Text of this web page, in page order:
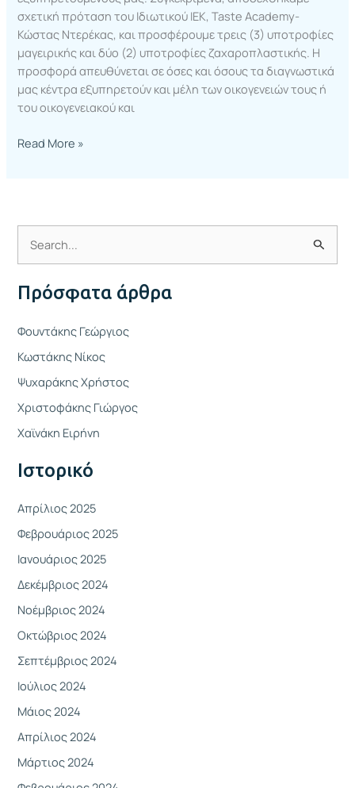
σχετική πρόταση του Ιδιωτικού ΙΕΚ, Taste Academy-
Κώστας Ντερέκας, και προσφέρουμε τρεις (3) υποτροφίες
μαγειρικής και δύο (2) υποτροφίες ζαχαροπλαστικής. Η
προσφορά απευθύνεται σε όσες και όσους τα διαγνωστικά
μας κέντρα εξυπηρετούν και μέλη των οικογενειών τους ή
του οικογενειακού και
Read More »
ν
α
ή
τ
η
σ
η
ι
Πρόσφατα άρθρα
Φουντάκης Γεώργιος
Κωστάκης Νίκος
Ψυχαράκης Χρήστος
Χριστοφάκης Γιώργος
Χαϊνάκη Ειρήνη
Ιστορικό
Απρίλιος 2025
Φεβρουάριος 2025
Ιανουάριος 2025
Δεκέμβριος 2024
Νοέμβριος 2024
Οκτώβριος 2024
Σεπτέμβριος 2024
Ιούλιος 2024
Μάιος 2024
Απρίλιος 2024
Μάρτιος 2024